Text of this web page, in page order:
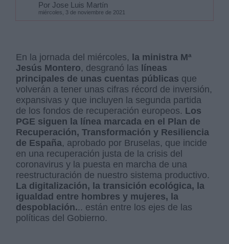
Por Jose Luis Martín
miércoles, 3 de noviembre de 2021
En la jornada del miércoles,
la ministra Mª
Jesús Montero, desgranó las líneas
principales de unas cuentas públicas que
volverán a tener unas cifras récord de inversión,
expansivas y que incluyen la segunda partida
de los fondos de recuperación europeos. Los
PGE siguen la línea marcada en el Plan de
Recuperación, Transformación y Resiliencia
de España, aprobado por Bruselas, que incide
en una recuperación justa de la crisis del
coronavirus y la puesta en marcha de una
reestructuración de nuestro sistema productivo.
La digitalización, la transición ecológica, la
igualdad entre hombres y mujeres, la
despoblación... están entre los ejes de las
políticas del Gobierno.